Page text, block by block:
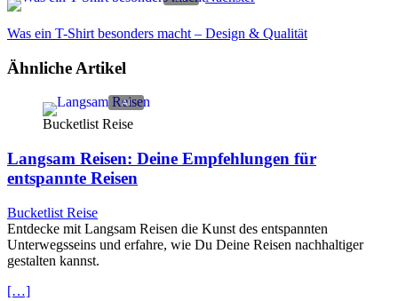
Was ein T-Shirt besonders macht – Design & Qualität
Ähnliche Artikel
Bucketlist Reise
Langsam Reisen: Deine Empfehlungen für
entspannte Reisen
Bucketlist Reise
Entdecke mit Langsam Reisen die Kunst des entspannten
Unterwegsseins und erfahre, wie Du Deine Reisen nachhaltiger
gestalten kannst.
[…]